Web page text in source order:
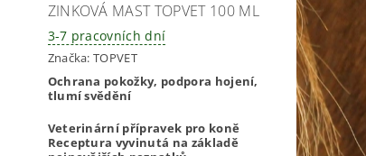
ZINKOVÁ MAST TOPVET 100 ML
3-7 pracovních dní
Značka:TOPVET
Ochrana pokožky, podpora hojení,
tlumí svědění
Veterinární přípravek pro koně
Receptura vyvinutá na základě